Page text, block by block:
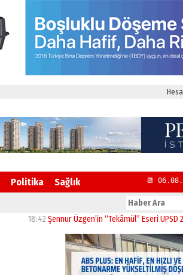
Politika Sağlık 📆
Şennur Üzgen’in “Tekâmül” Eseri UPSD 2026